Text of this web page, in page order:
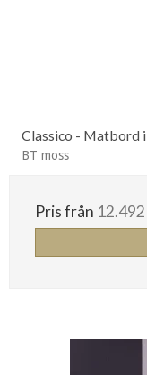
Classico - Matbord i
BT moss
Pris från 12.492